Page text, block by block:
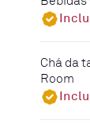
Chá da
Room